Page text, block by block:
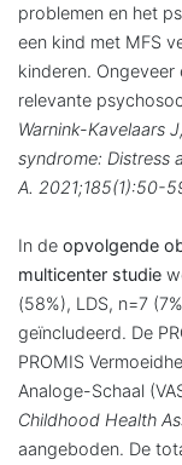
problemen en het
een kind met MFS
kinderen.
relevante
Warnink-Kavelaars
syndrome: Distress
A. 2021;185(1):50-
In de opvolgende
multicenter studie
(58%), LDS, n=7
geïncludeerd. De
PROMIS
Analoge-Schaal
Childhood Health
aangeboden. De